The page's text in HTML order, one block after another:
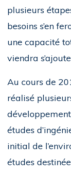
plusieurs
besoins s’en
une capacité
viendra
Au cours de
réalisé
études
initial de
études